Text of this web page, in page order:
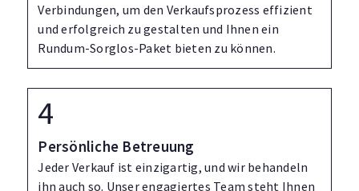
Verbindungen, um den Verkaufsprozess effizient
und erfolgreich zu gestalten und Ihnen ein
Rundum-Sorglos-Paket bieten zu können.
Persönliche Betreuung
Jeder Verkauf ist einzigartig, und wir behandeln
ihn auch so. Unser engagiertes Team steht Ihnen